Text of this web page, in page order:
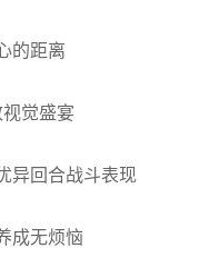
的距离
觉盛宴
异回合战斗表现
成无烦恼